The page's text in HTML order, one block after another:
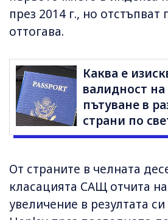
през 2014 г., но отстъпват
оттогава.
Каква е
валидност на
пътуване в
страни по
От страните в челната
класацията САЩ отчита
увеличение в резултата